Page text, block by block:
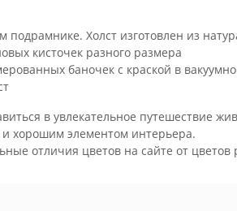
подрамнике. Холст изготовлен из
кисточек разного размера
баночек с краской в
в увлекательное путешествие
хорошим элементом интерьера.
отличия цветов на сайте от